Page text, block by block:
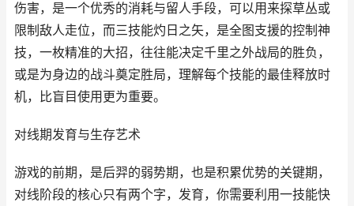
伤害，是一个优秀的消耗与留人手段，可以用来探草丛或
限制敌人走位，而三技能灼日之矢，是全图支援的控制神
技，一枚精准的大招，往往能决定千里之外战局的胜负，
或是为身边的战斗奠定胜局，理解每个技能的最佳释放时
机，比盲目使用更为重要。
对线期发育与生存艺术
游戏的前期，是后羿的弱势期，也是积累优势的关键期，
对线阶段的核心只有两个字，发育，你需要利用一技能快